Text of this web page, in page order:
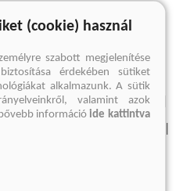
nincs találat
felmondási nyilatkozat
(cookie) használ
szabott megjelenítése
érdekében sütiket
alkalmazunk. A sütik
valamint azok
információide kattintva